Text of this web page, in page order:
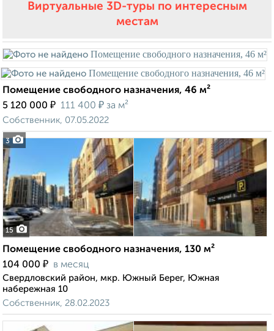
Виртуальные 3D-туры по интересным
местам
3
Помещение свободного назначения, 46 м²
5 120 000 ₽ 111 400 ₽ за м²
Собственник, 07.05.2022
15
Помещение свободного назначения, 130 м²
104 000 ₽ в месяц
Свердловский район, мкр. Южный Берег, Южная
набережная 10
Собственник, 28.02.2023